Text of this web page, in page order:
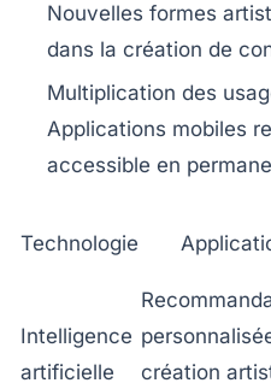
Nouvelles formes
dans la création de
Multiplication des
Applications mobiles
accessible en
Technologie
Intelligence
artificielle
création